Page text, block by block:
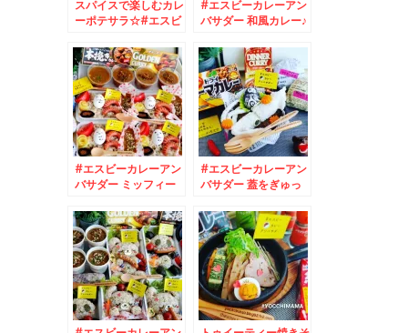
スパイスで楽しむカレ
ーポテサラ☆#エスビ
#エスビーカレーアン
バサダー 和風カレー♪
#エスビーカレーアン
バサダー ミッフィー
#エスビーカレーアン
バサダー 蓋をぎゅっ
カレー ( ´艸｀)